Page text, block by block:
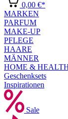
0,00 €*
MARKEN
PARFUM
MAKE-UP
PFLEGE
HAARE
MÄNNER
HOME &
Geschenksets
Inspirationen
Sale